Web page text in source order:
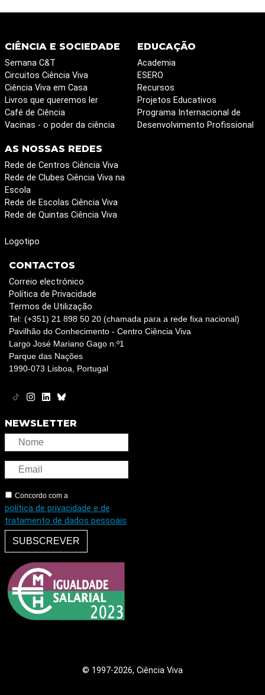
CIÊNCIA E SOCIEDADE
Semana C&T
Circuitos Ciência Viva
Ciência Viva em Casa
Livros que queremos ler
Café de Ciência
Vacinas - o poder da ciência
EDUCAÇÃO
Academia
ESERO
Recursos
Projetos Educativos
Programa Internacional de
Desenvolvimento Profissional
AS NOSSAS REDES
Rede de Centros Ciência Viva
Rede de Clubes Ciência Viva na
Escola
Rede de Escolas Ciência Viva
Rede de Quintas Ciência Viva
Logotipo
CONTACTOS
Correio electrónico
Política de Privacidade
Termos de Utilização
Tel: (+351) 21 898 50 20 (chamada para a rede fixa nacional)
Pavilhão do Conhecimento - Centro Ciência Viva
Largo José Mariano Gago n.º1
Parque das Nações
1990-073 Lisboa, Portugal
NEWSLETTER
Concordo com a
política de privacidade e de
tratamento de dados pessoais
SUBSCREVER
© 1997-2026, Ciência Viva